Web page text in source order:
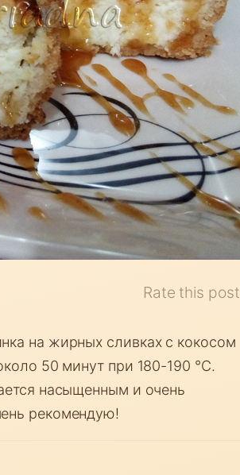
Rate this post
на жирных сливках с кокосом
50 минут при 180-190 °C.
насыщенным и очень
рекомендую!